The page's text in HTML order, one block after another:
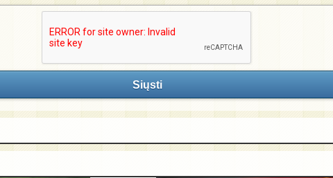
Siųsti